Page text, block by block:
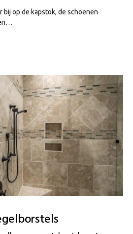
bij op de kapstok, de schoenen